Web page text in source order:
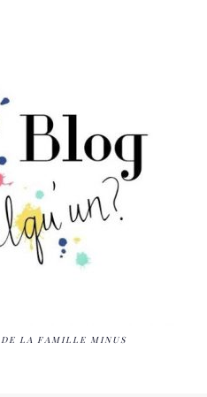
LA FAMILLE MINUS